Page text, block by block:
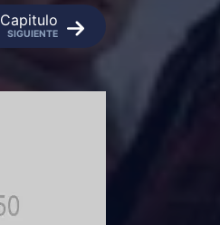
Capitulo
SIGUIENTE